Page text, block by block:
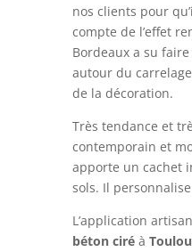
nos clients pour
compte de l’effet
Bordeaux a su
autour du
de la décoration.
Très tendance et
contemporain et
apporte un cachet
sols. Il
L’application
béton ciréà